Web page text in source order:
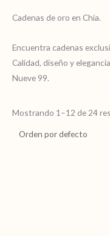
Cadenas de oro en Chía.
Encuentra cadenas
Calidad, diseño y
Nueve 99.
Mostrando 1–12 de 24